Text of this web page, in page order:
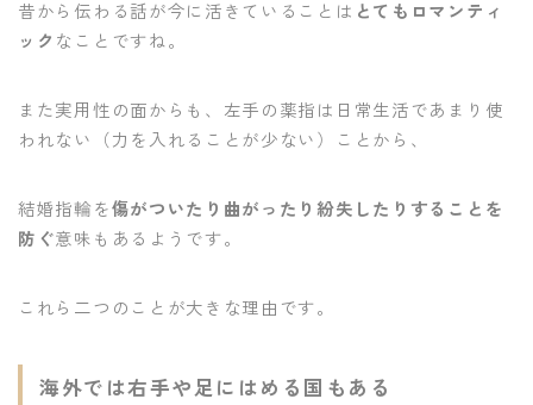
昔から伝わる話が今に活きていることは とてもロマンティ
ック なことですね。
また実用性の面からも、左手の薬指は日常生活であまり使
われない（力を入れることが少ない）ことから、
結婚指輪を傷がついたり曲がったり紛失したりすることを
防ぐ意味もあるようです。
これら二つのことが大きな理由です。
海外では右手や足にはめる国もある